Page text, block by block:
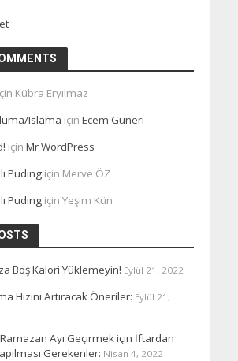
Kübra Eryılmaz
Islama için Ecem Güneri
için Mr WordPress
Pudingiçin Merve ÖZ
Pudingiçin Yeşim Kün
Boş Kalori Yüklemeyin! Eylül 21, 2022
Hızını Artıracak Öneriler: Eylül 21,
Ramazan Ayı Geçirmek için İftardan
Gerekenler: Nisan 4, 2022